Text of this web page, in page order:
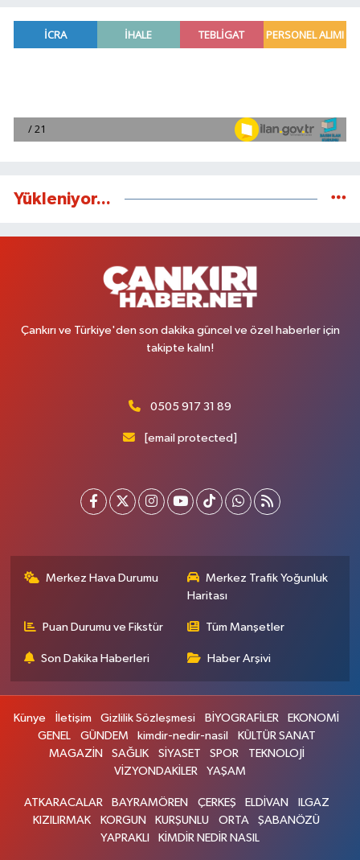
Yükleniyor...
Çankırı ve Türkiye'den son dakika güncel ve özel haberler için
takipte kalın!
0505 917 31 89
[email protected]
Merkez Hava Durumu
Merkez Trafik Yoğunluk
Haritası
Puan Durumu ve Fikstür Tüm Manşetler
Son Dakika Haberleri Haber Arşivi
Künye İletişim Gizlilik Sözleşmesi BİYOGRAFİLER
EKONOMİ
GENEL
GÜNDEM kimdir-nedir-nasil
KÜLTÜR SANAT
MAGAZİN
SAĞLIK SİYASET SPOR
TEKNOLOJİ
VİZYONDAKİLER
YAŞAM
ATKARACALAR BAYRAMÖREN ÇERKEŞ ELDİVAN
ILGAZ
KIZILIRMAK
KORGUN KURŞUNLU ORTA
ŞABANÖZÜ
YAPRAKLI
KİMDİR NEDİR NASIL